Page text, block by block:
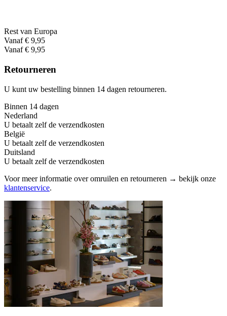
Rest van Europa
Vanaf € 9,95
Vanaf € 9,95
Retourneren
U kunt uw bestelling binnen 14 dagen retourneren.
Binnen 14 dagen
Nederland
U betaalt zelf de verzendkosten
België
U betaalt zelf de verzendkosten
Duitsland
U betaalt zelf de verzendkosten
Voor meer informatie over omruilen en retourneren → bekijk onze
klantenservice.